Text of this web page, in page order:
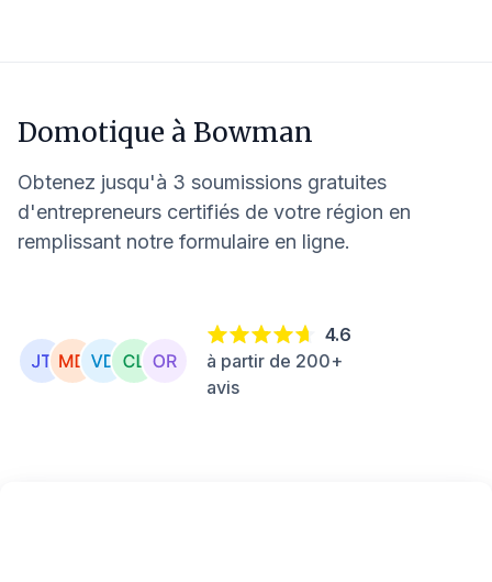
Domotique à Bowman
Obtenez jusqu'à 3 soumissions gratuites
d'entrepreneurs certifiés de votre région en
remplissant notre formulaire en ligne.
4.6
à partir de 200+
avis